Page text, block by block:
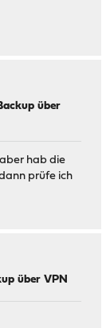
über
hab die
prüfe ich
über VPN